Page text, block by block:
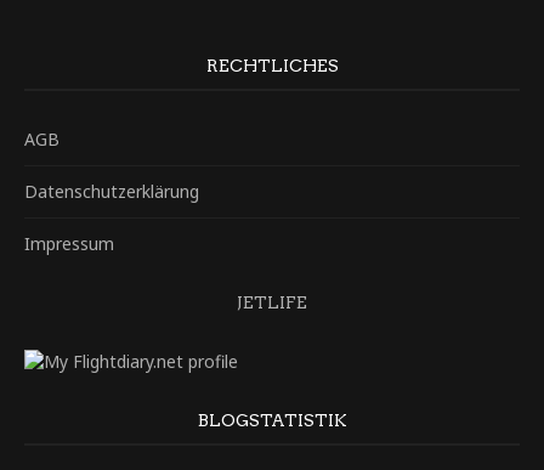
RECHTLICHES
AGB
Datenschutzerklärung
Impressum
JETLIFE
BLOGSTATISTIK